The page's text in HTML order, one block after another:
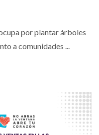
por plantar árboles
a comunidades ...